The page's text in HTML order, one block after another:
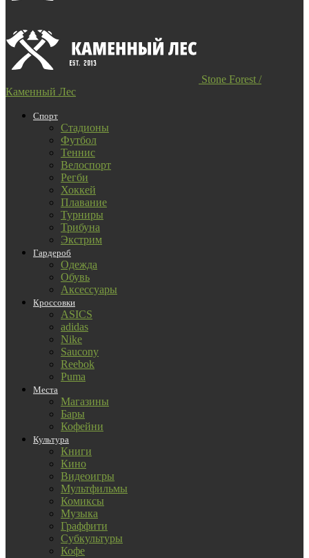
Stone Forest /
Каменный Лес
Спорт
Стадионы
Футбол
Теннис
Велоспорт
Регби
Хоккей
Плавание
Турниры
Трибуна
Экстрим
Гардероб
Одежда
Обувь
Аксессуары
Кроссовки
ASICS
adidas
Nike
Saucony
Reebok
Puma
Места
Магазины
Бары
Кофейни
Культура
Книги
Кино
Видеоигры
Мультфильмы
Комиксы
Музыка
Граффити
Субкультуры
Кофе